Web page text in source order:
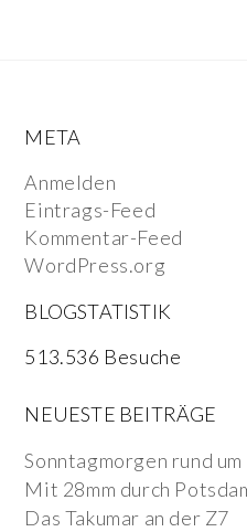
META
Anmelden
Eintrags-Feed
Kommentar-Feed
WordPress.org
BLOGSTATISTIK
513.536 Besuche
NEUESTE BEITRÄGE
Sonntagmorgen rund
Mit 28mm durch
Das Takumar an der Z7